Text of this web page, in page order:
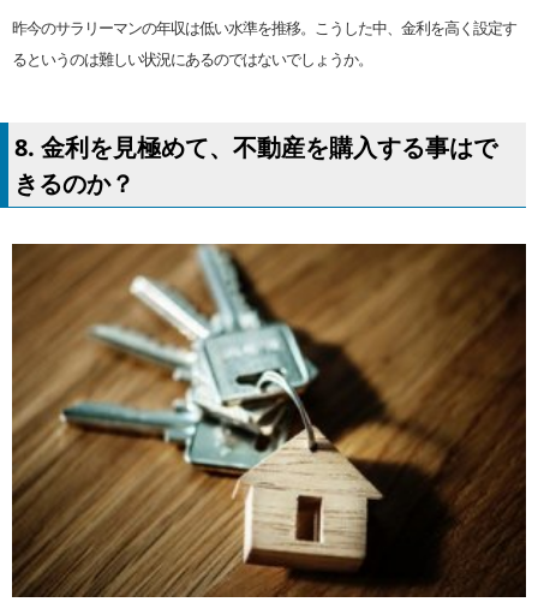
昨今のサラリーマンの年収は低い水準を推移。こうした中、金利を高く設定す
るというのは難しい状況にあるのではないでしょうか。
8. 金利を見極めて、不動産を購入する事はで
きるのか？